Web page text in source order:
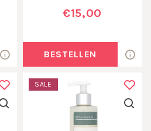
€15,00
BESTELLEN
SALE